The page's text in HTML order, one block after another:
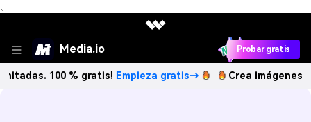
、
Media.io Probar gratis
100 % gratis!Empieza gratis→ Crea imágenes IA